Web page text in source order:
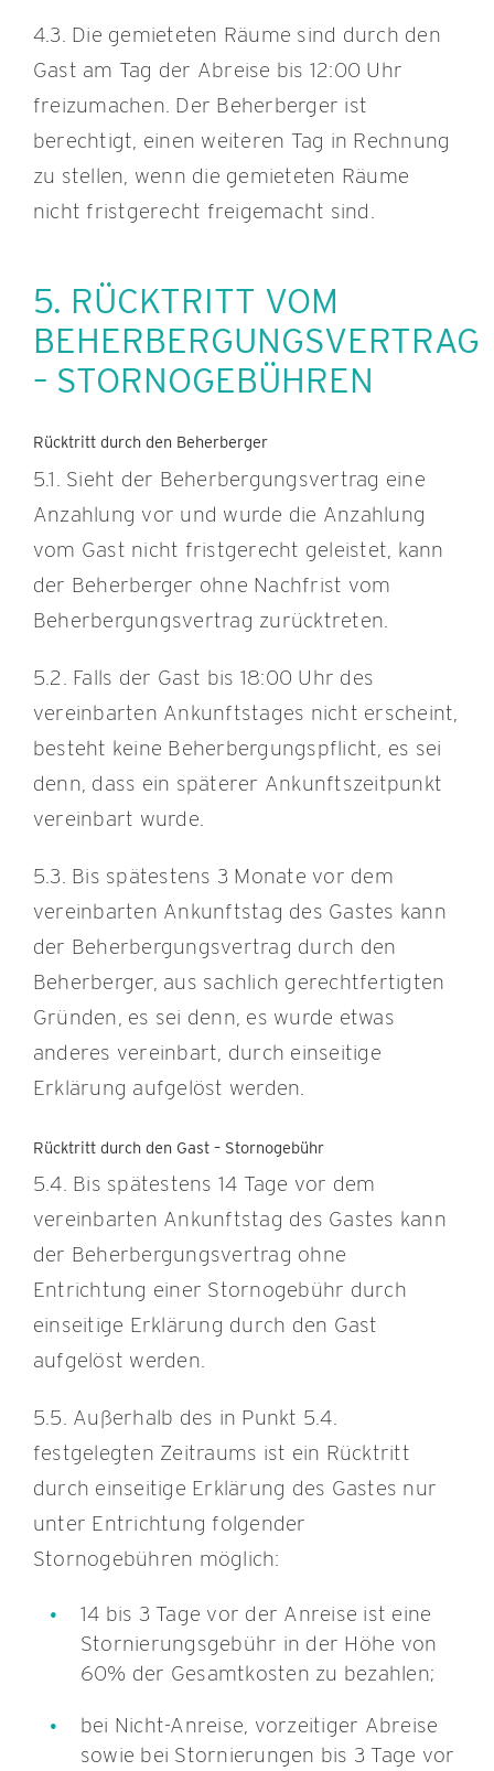
4.3. Die gemieteten Räume sind durch den
Gast am Tag der Abreise bis 12:00 Uhr
freizumachen. Der Beherberger ist
berechtigt, einen weiteren Tag in Rechnung
zu stellen, wenn die gemieteten Räume
nicht fristgerecht freigemacht sind.
5. RÜCKTRITT VOM
BEHERBERGUNGSVERTRAG
– STORNOGEBÜHREN
Rücktritt durch den Beherberger
5.1. Sieht der Beherbergungsvertrag eine
Anzahlung vor und wurde die Anzahlung
vom Gast nicht fristgerecht geleistet, kann
der Beherberger ohne Nachfrist vom
Beherbergungsvertrag zurücktreten.
5.2. Falls der Gast bis 18:00 Uhr des
vereinbarten Ankunftstages nicht erscheint,
besteht keine Beherbergungspflicht, es sei
denn, dass ein späterer Ankunftszeitpunkt
vereinbart wurde.
5.3. Bis spätestens 3 Monate vor dem
vereinbarten Ankunftstag des Gastes kann
der Beherbergungsvertrag durch den
Beherberger, aus sachlich gerechtfertigten
Gründen, es sei denn, es wurde etwas
anderes vereinbart, durch einseitige
Erklärung aufgelöst werden.
Rücktritt durch den Gast – Stornogebühr
5.4. Bis spätestens 14 Tage vor dem
vereinbarten Ankunftstag des Gastes kann
der Beherbergungsvertrag ohne
Entrichtung einer Stornogebühr durch
einseitige Erklärung durch den Gast
aufgelöst werden.
5.5. Außerhalb des in Punkt 5.4.
festgelegten Zeitraums ist ein Rücktritt
durch einseitige Erklärung des Gastes nur
unter Entrichtung folgender
Stornogebühren möglich:
14 bis 3 Tage vor der Anreise ist eine
Stornierungsgebühr in der Höhe von
60% der Gesamtkosten zu bezahlen;
bei Nicht-Anreise, vorzeitiger Abreise
sowie bei Stornierungen bis 3 Tage vor